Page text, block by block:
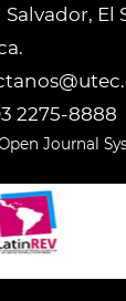
Salvador, El
2275-8888
Journal